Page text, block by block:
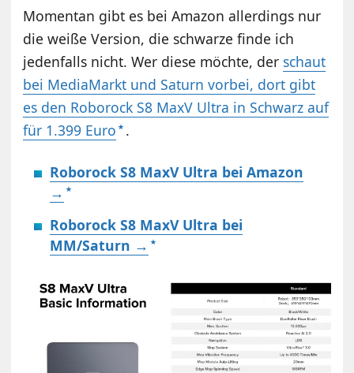
Momentan gibt es bei Amazon allerdings nur
die weiße Version, die schwarze finde ich
jedenfalls nicht. Wer diese möchte, der schaut
bei MediaMarkt und Saturn vorbei, dort gibt
es den Roborock S8 MaxV Ultra in Schwarz auf
für 1.399 Euro .
Roborock S8 MaxV Ultra bei Amazon
→
Roborock S8 MaxV Ultra bei
MM/Saturn →